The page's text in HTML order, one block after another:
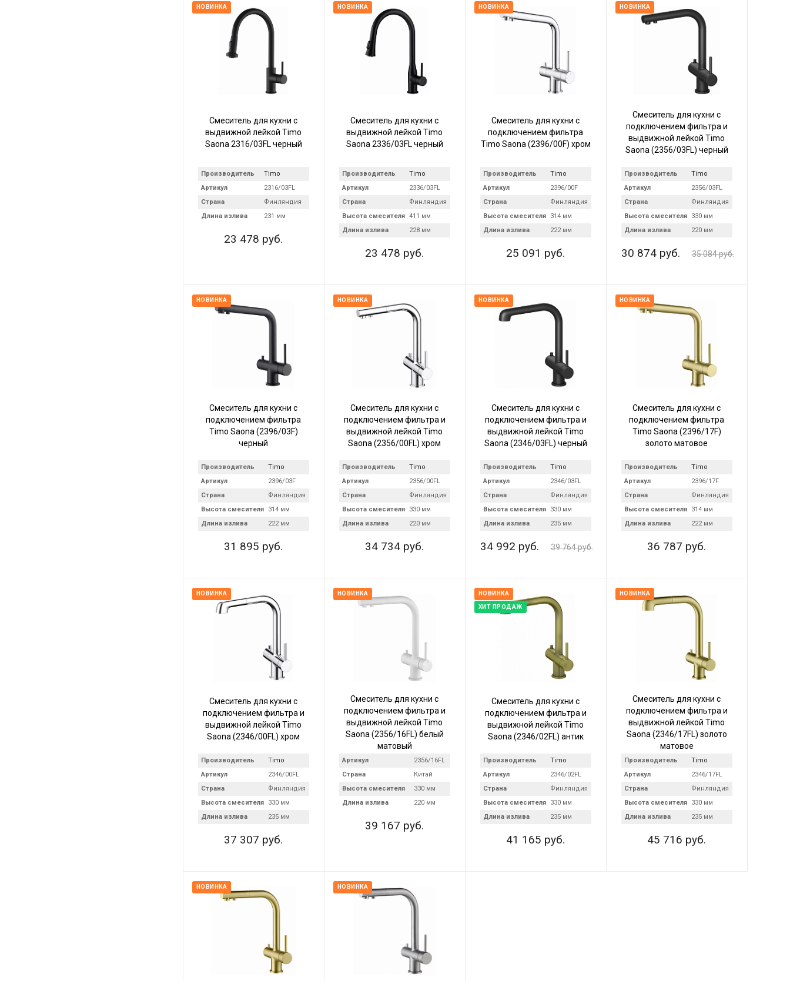
НОВИНКА
Смеситель для кухни с
выдвижной лейкой Timo
Saona 2316/03FL черный
Производитель
Timo
Артикул
2316/03FL
Страна
Финляндия
Длина излива
231 мм
23 478 руб.
НОВИНКА
Смеситель для кухни с
выдвижной лейкой Timo
Saona 2336/03FL черный
Производитель
Timo
Артикул
2336/03FL
Страна
Финляндия
Высота смесителя 411 мм
Длина излива
228 мм
23 478 руб.
НОВИНКА
Смеситель для кухни с
подключением фильтра
Timo Saona (2396/00F) хром
Производитель
Timo
Артикул
2396/00F
Страна
Финляндия
Высота смесителя
314 мм
Длина излива
222 мм
25 091 руб.
НОВИНКА
Смеситель для кухни с
подключением фильтра и
выдвижной лейкой Timo
Saona (2356/03FL) черный
Производитель
Timo
Артикул
2356/03FL
Страна
Финляндия
Высота смесителя
330 мм
Длина излива
220 мм
30 874 руб. 35 084 руб.
НОВИНКА
Смеситель для кухни с
подключением фильтра
Timo Saona (2396/03F)
черный
Производитель
Timo
Артикул
2396/03F
Страна
Финляндия
Высота смесителя
314 мм
Длина излива
222 мм
31 895 руб.
НОВИНКА
Смеситель для кухни с
подключением фильтра и
выдвижной лейкой Timo
Saona (2356/00FL) хром
Производитель
Timo
Артикул
2356/00FL
Страна
Финляндия
Высота смесителя
330 мм
Длина излива
220 мм
34 734 руб.
НОВИНКА
Смеситель для кухни с
подключением фильтра и
выдвижной лейкой Timo
Saona (2346/03FL) черный
Производитель
Timo
Артикул
2346/03FL
Страна
Финляндия
Высота смесителя
330 мм
Длина излива
235 мм
34 992 руб. 39 764 руб.
НОВИНКА
Смеситель для кухни с
подключением фильтра
Timo Saona (2396/17F)
золото матовое
Производитель
Timo
Артикул
2396/17F
Страна
Финляндия
Высота смесителя
314 мм
Длина излива
222 мм
36 787 руб.
НОВИНКА
Смеситель для кухни с
подключением фильтра и
выдвижной лейкой Timo
Saona (2346/00FL) хром
Производитель
Timo
Артикул
2346/00FL
Страна
Финляндия
Высота смесителя
330 мм
Длина излива
235 мм
37 307 руб.
НОВИНКА
Смеситель для кухни с
подключением фильтра и
выдвижной лейкой Timo
Saona (2356/16FL) белый
матовый
Артикул
2356/16FL
Страна
Китай
Высота смесителя
330 мм
Длина излива
220 мм
39 167 руб.
НОВИНКА
ХИТ ПРОДАЖ
Смеситель для кухни с
подключением фильтра и
выдвижной лейкой Timo
Saona (2346/02FL) антик
Производитель
Timo
Артикул
2346/02FL
Страна
Финляндия
Высота смесителя
330 мм
Длина излива
235 мм
41 165 руб.
НОВИНКА
Смеситель для кухни с
подключением фильтра и
выдвижной лейкой Timo
Saona (2346/17FL) золото
матовое
Производитель
Timo
Артикул
2346/17FL
Страна
Финляндия
Высота смесителя
330 мм
Длина излива
235 мм
45 716 руб.
НОВИНКА НОВИНКА